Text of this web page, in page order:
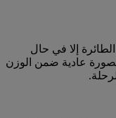
إلا في حال
عادية ضمن الوزن